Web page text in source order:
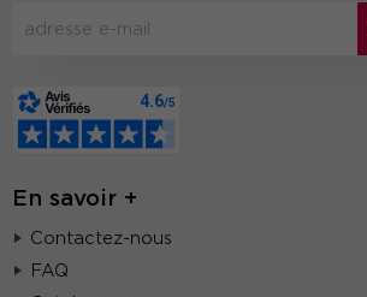
En savoir +
Contactez-nous
FAQ